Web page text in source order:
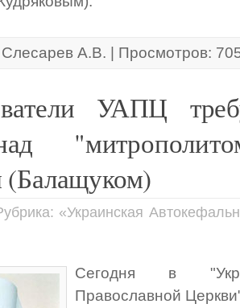
Слесарев А.В. | Просмотров:
УАПЦ
«Украинская
Сегодня в
Православной